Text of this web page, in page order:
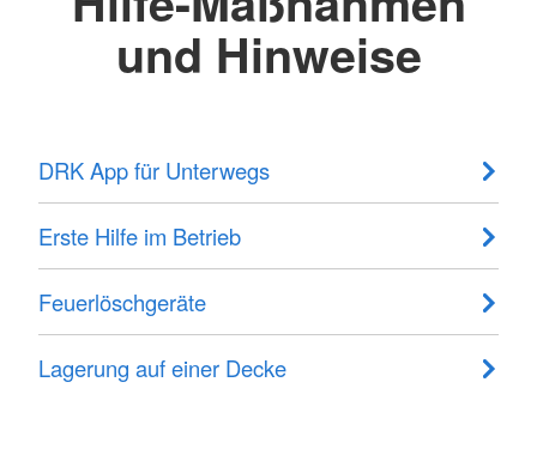
und Hinweise
DRK App für Unterwegs
Erste Hilfe im Betrieb
Feuerlöschgeräte
Lagerung auf einer Decke